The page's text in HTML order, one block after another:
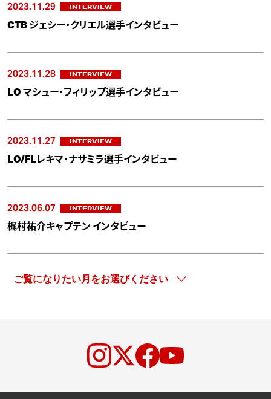
2023.11.29 INTERVIEW
CTB ジェシー・クリエル選手インタビュー
2023.11.28 INTERVIEW
LO マシュー・フィリップ選手インタビュー
2023.11.27 INTERVIEW
LO/FLレキマ・ナサミラ選手インタビュー
2023.06.07 INTERVIEW
梶村祐介キャプテン インタビュー